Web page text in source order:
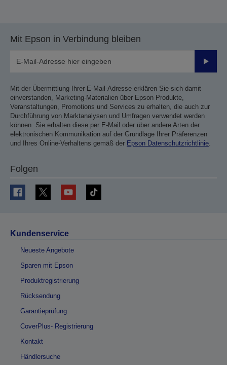
Mit Epson in Verbindung bleiben
Mit der Übermittlung Ihrer E-Mail-Adresse erklären Sie sich damit
einverstanden, Marketing-Materialien über Epson Produkte,
Veranstaltungen, Promotions und Services zu erhalten, die auch zur
Durchführung von Marktanalysen und Umfragen verwendet werden
können. Sie erhalten diese per E-Mail oder über andere Arten der
elektronischen Kommunikation auf der Grundlage Ihrer Präferenzen
und Ihres Online-Verhaltens gemäß der Epson Datenschutzrichtlinie.
Folgen
Kundenservice
Neueste Angebote
Sparen mit Epson
Produktregistrierung
Rücksendung
Garantieprüfung
CoverPlus- Registrierung
Kontakt
Händlersuche